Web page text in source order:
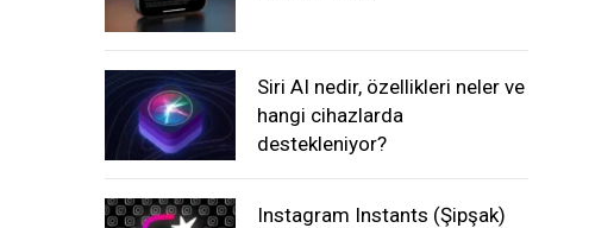
Siri AI nedir, özellikleri neler ve
hangi cihazlarda
destekleniyor?
Instagram Instants (Şipşak)